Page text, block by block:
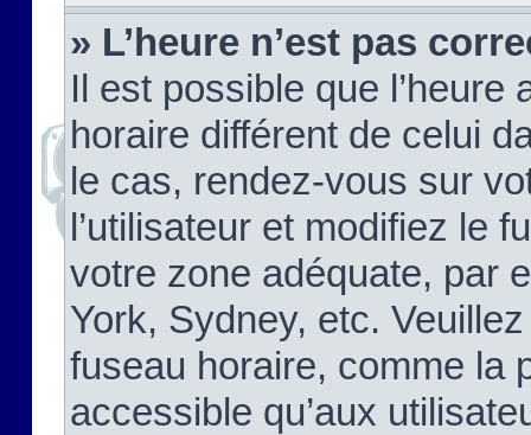
» L’heure n’est pas
Il est possible que
horaire différent de celui
le cas, rendez-vous sur
l’utilisateur et modifiez le
votre zone adéquate, par
York, Sydney, etc.
fuseau horaire, comme la
accessible qu’aux